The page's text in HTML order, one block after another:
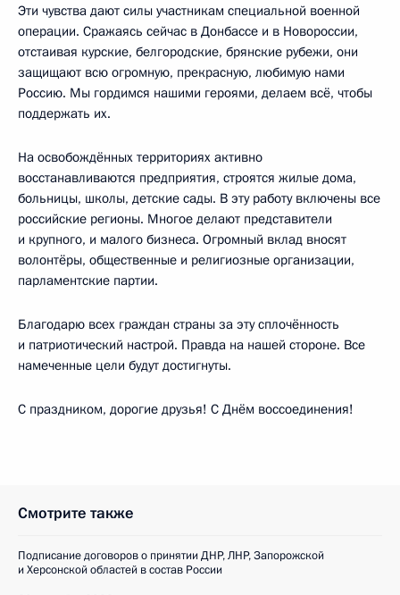
Эти чувства дают силы участникам специальной военной
операции. Сражаясь сейчас в Донбассе и в Новороссии,
отстаивая курские, белгородские, брянские рубежи, они
защищают всю огромную, прекрасную, любимую нами
Россию. Мы гордимся нашими героями, делаем всё, чтобы
поддержать их.
На освобождённых территориях активно
восстанавливаются предприятия, строятся жилые дома,
больницы, школы, детские сады. В эту работу включены все
российские регионы. Многое делают представители
и крупного, и малого бизнеса. Огромный вклад вносят
волонтёры, общественные и религиозные организации,
парламентские партии.
Благодарю всех граждан страны за эту сплочённость
и патриотический настрой. Правда на нашей стороне. Все
намеченные цели будут достигнуты.
С праздником, дорогие друзья! С Днём воссоединения!
Смотрите также
Подписание договоров о принятии ДНР, ЛНР, Запорожской
и Херсонской областей в состав России